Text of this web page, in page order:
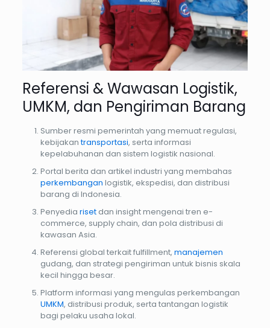
Referensi & Wawasan Logistik,
UMKM, dan Pengiriman Barang
Sumber resmi pemerintah yang memuat regulasi,
kebijakantransportasi, serta informasi
kepelabuhanan dan sistem logistik nasional.
Portal berita dan artikel industri yang membahas
perkembangan logistik, ekspedisi, dan distribusi
barang di Indonesia.
Penyedia risetdan insight mengenai tren e-
commerce, supply chain, dan pola distribusi di
kawasan Asia.
Referensi global terkait fulfillment, manajemen
gudang, dan strategi pengiriman untuk bisnis skala
kecil hingga besar.
Platform informasi yang mengulas perkembangan
UMKM, distribusi produk, serta tantangan logistik
bagi pelaku usaha lokal.